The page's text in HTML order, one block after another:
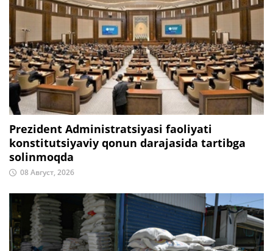
Prezident Administratsiyasi faoliyati
konstitutsiyaviy qonun darajasida tartibga
solinmoqda
08 Август, 2026